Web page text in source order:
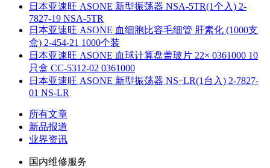
日本亚速旺 ASONE 新型振荡器 NSA-5TR(1个入) 2-
7827-19 NSA-5TR
日本亚速旺 ASONE 血细胞比容毛细管 肝素化 (1000支
盒) 2-454-21 1000个装
日本亚速旺 ASONE 血球计算盘盖玻片 22× 0361000 10
只盒 CC-5312-02 0361000
日本亚速旺 ASONE 新型振荡器 NSｰLR(1台入) 2-7827-
01 NS-LR
所有文章
新品报道
业界资讯
国内维修服务